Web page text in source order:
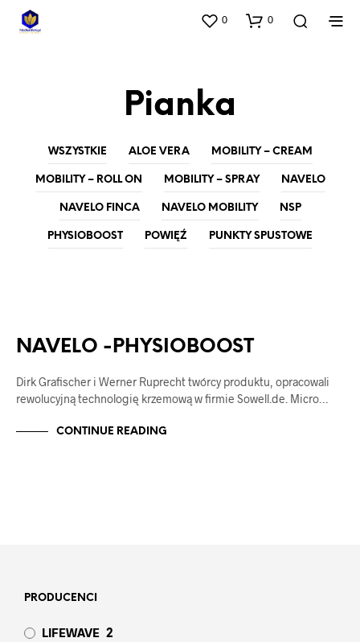
0 0
Pianka
WSZYSTKIE ALOE VERA MOBILITY – CREAM
MOBILITY – ROLL ON MOBILITY – SPRAY NAVELO
NAVELO FINCA NAVELO MOBILITY NSP
PHYSIOBOOST POWIĘŹ PUNKTY SPUSTOWE
NAVELO -PHYSIOBOOST
Dirk Grafischer i Werner Ruprecht twórcy produktu, opracowali
rewolucyjną technologię krzemową w firmie Sowell.de. Micro…
CONTINUE READING
PRODUCENCI
LIFEWAVE 2